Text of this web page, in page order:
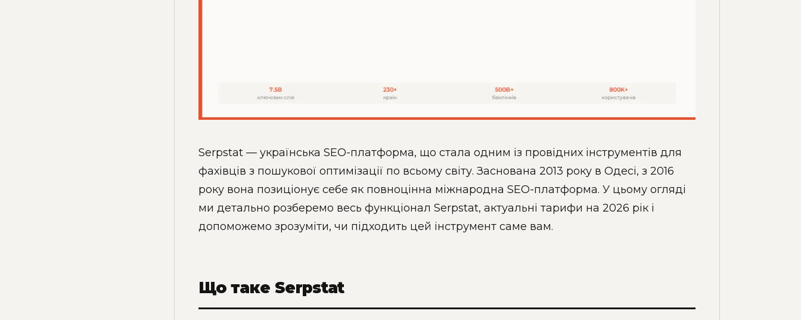
Serpstat — українська SEO-платформа, що стала одним із провідних інструментів для
фахівців з пошукової оптимізації по всьому світу. Заснована 2013 року в Одесі, з 2016
року вона позиціонує себе як повноцінна міжнародна SEO-платформа. У цьому огляді
ми детально розберемо весь функціонал Serpstat, актуальні тарифи на 2026 рік і
допоможемо зрозуміти, чи підходить цей інструмент саме вам.
Що таке Serpstat